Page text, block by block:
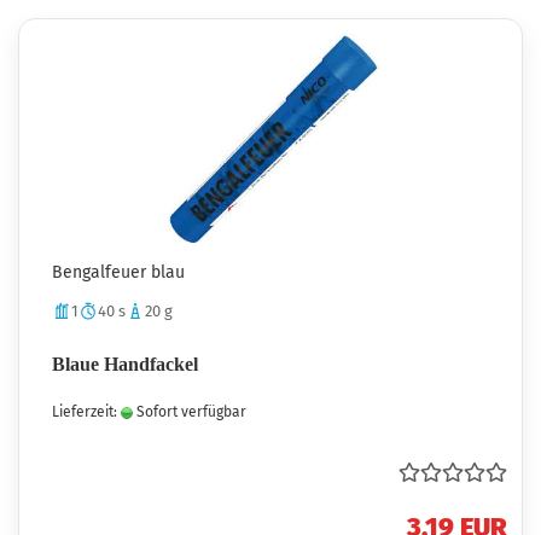
Bengalfeuer blau
1 40 s 20 g
Blaue Handfackel
Lieferzeit: Sofort verfügbar
3,19 EUR